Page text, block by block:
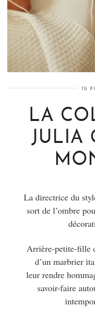
15
LA
JULIA
La directrice du
sort de l’ombre
Arrière-petite-fille
d’un marbrier
leur rendre
savoir-faire